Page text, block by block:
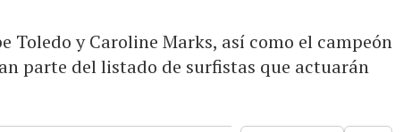
Toledo y Caroline Marks, así como el campeón
parte del listado de surfistas que actuarán